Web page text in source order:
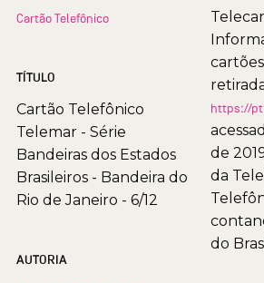
Cartão Telefônico
TÍTULO
Cartão Telefônico
Telemar - Série
Bandeiras dos Estados
Brasileiros - Bandeira do
Rio de Janeiro - 6/12
AUTORIA
https://
de
da
do